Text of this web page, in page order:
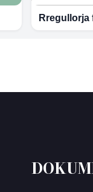
Rregullorja